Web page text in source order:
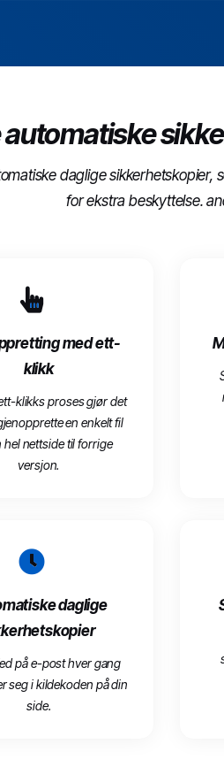
automatiske
daglige sikkerhetskopier,
for ekstra beskyttelse.
med ett-
klikk
klikks proses gjør det
en enkelt fil
hel nettside til forrige
versjon.
daglige
på e-post hver gang
seg i kildekoden på din
side.